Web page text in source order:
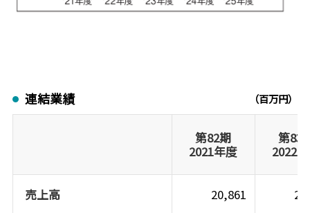
連結業績 （百万円）
第82期
2021年度
第83
2022
売上高 20,861